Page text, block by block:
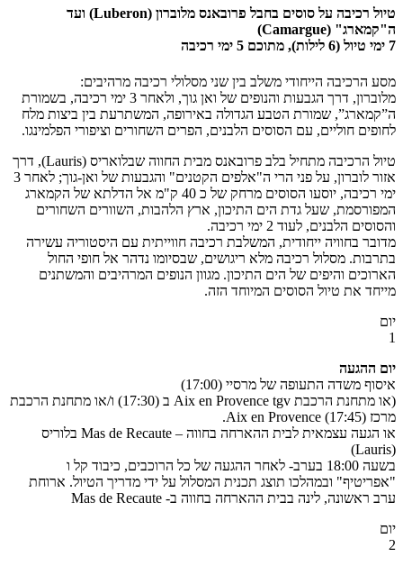
טיול רכיבה על סוסים בחבל פרובאנס מלוברון (Luberon) ועד
ה"קמארג" (Camargue)
7 ימי טיול (6 לילות), מתוכם 5 ימי רכיבה
מסע הרכיבה הייחודי משלב בין שני מסלולי רכיבה מרהיבים:
מלוברון, דרך הגבעות והנופים של ואן גוך, ולאחר 3 ימי רכיבה, בשמורת
ה”קמארג”, שמורת הטבע הגדולה באירופה, המשתרעת בין ביצות מלח
לחופים חוליים, עם הסוסים הלבנים, הפרים השחורים וציפורי הפלמינגו.
טיול הרכיבה מתחיל בלב פרובאנס מבית החווה שבלואריס (Lauris), דרך
אזור לוברון, על פני הרי ה"אלפים הקטנים" והגבעות של ואן-גוך; לאחר 3
ימי רכיבה, יוסעו הסוסים מרחק של כ 40 ק"מ אל הדלתא של הקמארג
המפורסמת, שעל גדת הים התיכון, ארץ הלהבות, השוורים השחורים
והסוסים הלבנים, לעוד 2 ימי רכיבה.
מדובר בחוויה ייחודית, המשלבת רכיבה חווייתית עם היסטוריה עשירה
בתרבות. מסלול רכיבה מלא ריגושים, שבסיומו נדהר אל חופי החול
הארוכים והיפים של הים התיכון. מגוון הנופים המרהיבים והמשתנים
מייחד את טיול הסוסים המיוחד הזה.
יום
1
יום ההגעה
איסוף משדה התעופה של מרסיי (17:00)
(או מתחנת הרכבת Aix en Provence tgv ב (17:30) ו/או מתחנת הרכבת
מרכז Aix en Provence (17:45).
או הגעה עצמאית לבית ההארחה בחווה – Mas de Recaute בלוריס
(Lauris)
בשעה 18:00 בערב- לאחר ההגעה של כל הרוכבים, כיבוד קל ו
"אפריטיף" ובמהלכו תוצג תכנית המסלול על ידי מדריך הטיול. ארוחת
ערב ראשונה, לינה בבית ההארחה בחווה ב- Mas de Recaute
יום
2